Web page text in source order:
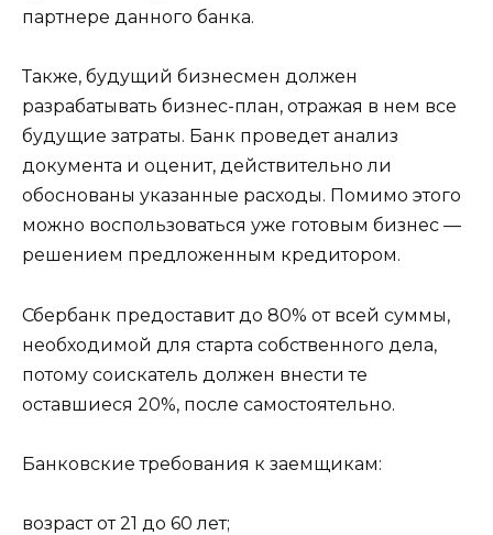
партнере данного банка.
Также, будущий бизнесмен должен
разрабатывать бизнес-план, отражая в нем все
будущие затраты. Банк проведет анализ
документа и оценит, действительно ли
обоснованы указанные расходы. Помимо этого
можно воспользоваться уже готовым бизнес —
решением предложенным кредитором.
Сбербанк предоставит до 80% от всей суммы,
необходимой для старта собственного дела,
потому соискатель должен внести те
оставшиеся 20%, после самостоятельно.
Банковские требования к заемщикам:
возраст от 21 до 60 лет;